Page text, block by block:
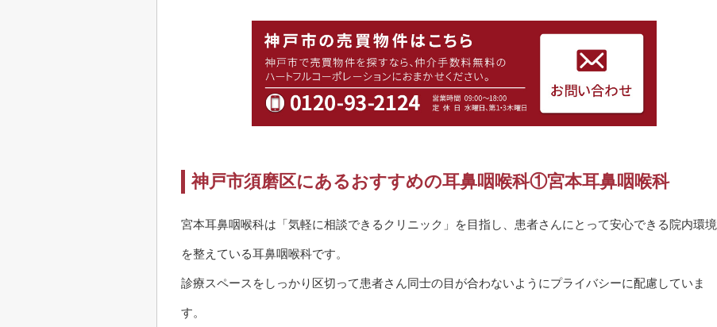
神戸市須磨区にあるおすすめの耳鼻咽喉科①宮本耳鼻咽喉科
宮本耳鼻咽喉科は「気軽に相談できるクリニック」を目指し、患者さんにとって安心できる院内環境
を整えている耳鼻咽喉科です。
診療スペースをしっかり区切って患者さん同士の目が合わないようにプライバシーに配慮していま
す。